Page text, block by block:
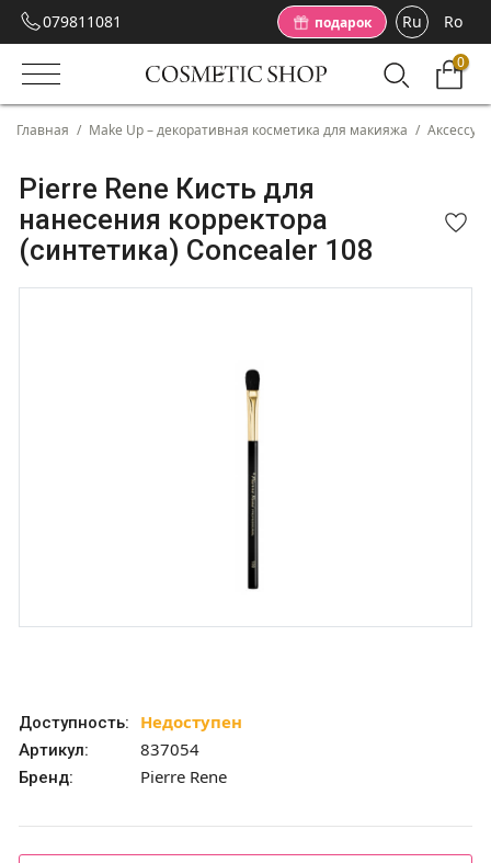
079811081 подарок Ru Ro
0
Главная / Make Up – декоративная косметика для макияжа /
Pierre Rene Кисть для
нанесения корректора
(синтетика) Concealer 108
Доступность: Недоступен
Артикул: 837054
Бренд: Pierre Rene